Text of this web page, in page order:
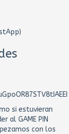
si estuvieran
al GAME PIN
con los